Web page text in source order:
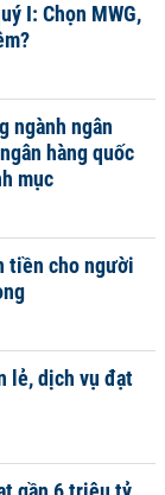
I: Chọn MWG,
ngành ngân
hàng quốc
mục
tiền cho người
lẻ, dịch vụ đạt